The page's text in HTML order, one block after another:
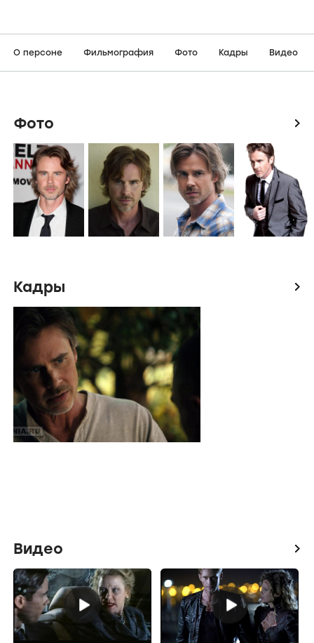
О персоне Фильмография Фото Кадры Видео
Фото icon
Кадры icon
Видео icon